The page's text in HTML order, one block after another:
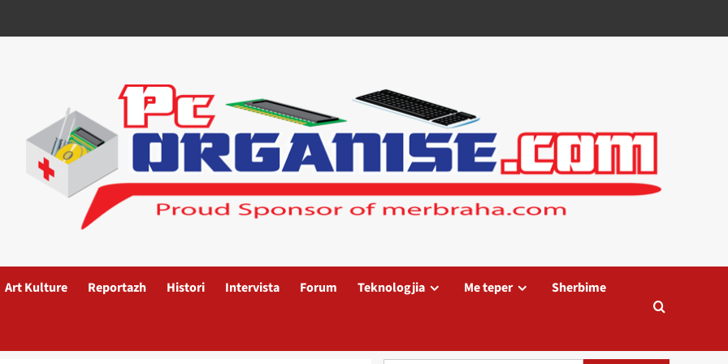
Art Kulture Reportazh Histori Intervista Forum Teknologjia Me teper Sherbime